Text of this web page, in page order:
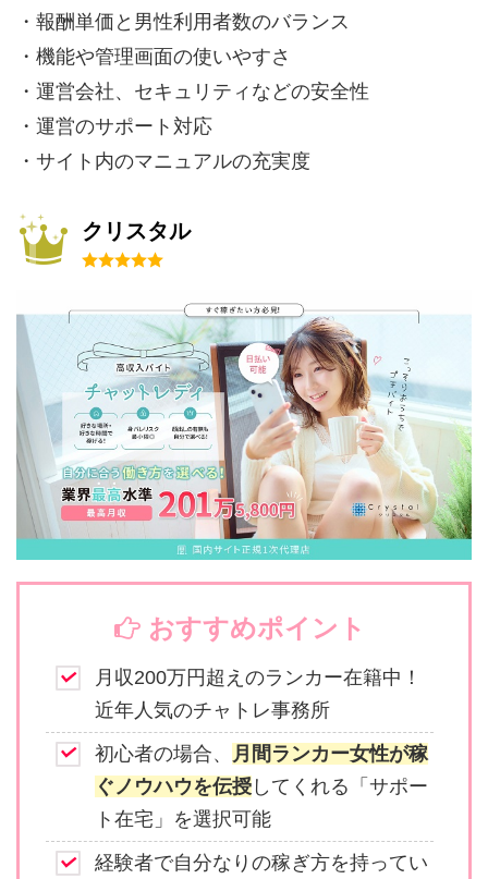
・報酬単価と男性利用者数のバランス
・機能や管理画面の使いやすさ
・運営会社、セキュリティなどの安全性
・運営のサポート対応
・サイト内のマニュアルの充実度
クリスタル
おすすめポイント
月収200万円超えのランカー在籍中！
近年人気のチャトレ事務所
初心者の場合、 月間ランカー女性が稼
ぐノウハウを伝授 してくれる「サポー
ト在宅」を選択可能
経験者で自分なりの稼ぎ方を持ってい